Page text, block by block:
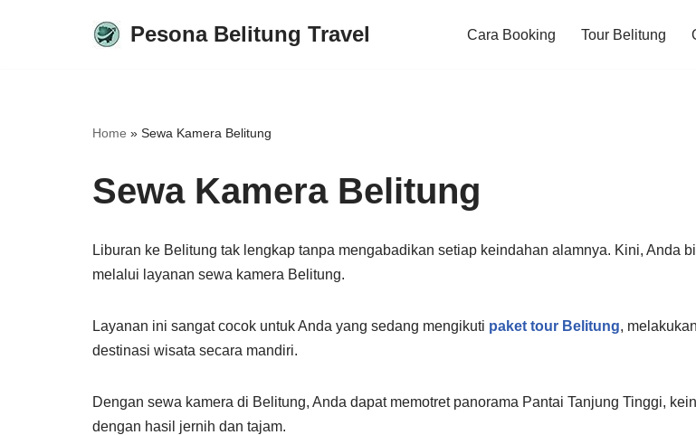
Pesona Belitung Travel Cara Booking Tour Belitung
Home » Sewa Kamera Belitung
Sewa Kamera Belitung
Liburan ke Belitung tak lengkap tanpa mengabadikan setiap keindahan alamnya. Kini, Anda
melalui layanan sewa kamera Belitung.
Layanan ini sangat cocok untuk Anda yang sedang mengikuti paket tour Belitung, melakukan
destinasi wisata secara mandiri.
Dengan sewa kamera di Belitung, Anda dapat memotret panorama Pantai Tanjung Tinggi,
dengan hasil jernih dan tajam.